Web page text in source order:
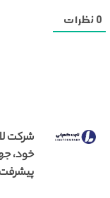
0 نظرات
شرکت
خود،